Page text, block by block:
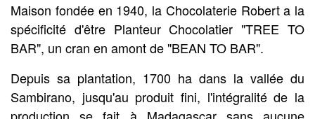
Maison fondée en 1940, la Chocolaterie Robert a la
spécificité d'être Planteur Chocolatier "TREE TO
BAR", un cran en amont de "BEAN TO BAR".
Depuis sa plantation, 1700 ha dans la vallée du
Sambirano, jusqu'au produit fini, l'intégralité de la